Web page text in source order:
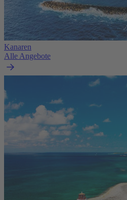
Kanaren
Alle Angebote